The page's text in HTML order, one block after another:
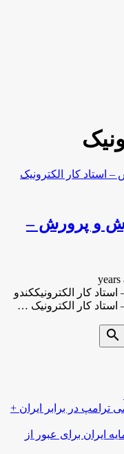
و پرورش –
کار الکترونیککندو
کار الکترونیک …
search
ترامپ در برابر ایران +
ایران برای عبور از